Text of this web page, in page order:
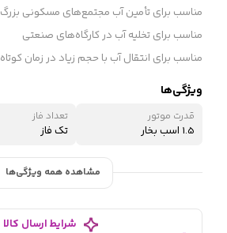
مناسب برای تأمین آب مجتمع‌های مسکونی بزرگ
مناسب برای تخلیه آب در کارگاه‌های صنعتی
مناسب برای انتقال آب با حجم زیاد در زمان کوتاه
ویژگی‌ها
قدرت موتور
1.5 اسب بخار
تعداد فاز
تک فاز
مشاهده همه ویژگی‌ها
شرایط ارسال کالا